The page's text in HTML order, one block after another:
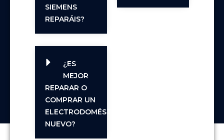
SIEMENS
REPARÁIS?
¿ES
MEJOR
REPARAR O
COMPRAR UN
ELECTRODOMÉSTICO
NUEVO?